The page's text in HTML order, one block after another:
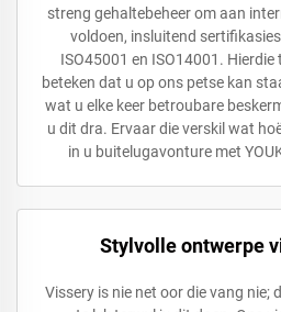
streng gehaltebeheer om aan
voldoen, insluitend
ISO45001 en ISO14001.
beteken dat u op ons petse kan
wat u elke keer betroubare
u dit dra. Ervaar die verskil wat
in u buitelugavonture met
Stylvolle ontwerpe
Vissery is nie net oor die vang nie;